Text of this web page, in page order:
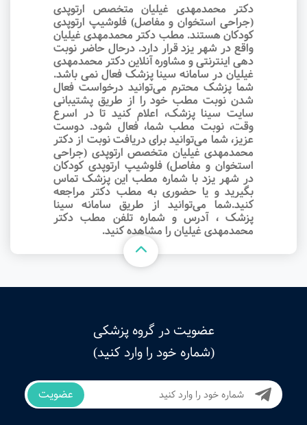
دکتر محمدمهدی غیلیان متخصص ارتوپدی
(جراحی استخوان و مفاصل) فلوشیپ ارتوپدی
کودکان هستند. مطب دکتر محمدمهدی غیلیان
واقع در شهر یزد قرار دارد. درحال حاضر نوبت‌
دهی اینترنتی و مشاوره آنلاین دکتر محمدمهدی
غیلیان در سامانه سینا پزشک فعال نمی باشد.
شما پزشک محترم می‌توانید درخواست فعال
شدن نوبت مطب خود را از طریق پشتیبانی
سایت سینا پزشک، اعلام کنید تا در اسرع
وقت‌، نوبت مطب شما، فعال شود. دوست
عزیز، شما می‌توانید برای دریافت نوبت از دکتر
محمدمهدی غیلیان متخصص ارتوپدی (جراحی
استخوان و مفاصل) فلوشیپ ارتوپدی کودکان
در شهر یزد با شماره مطب این پزشک تماس
بگیرید و یا حضوری به مطب دکتر مراجعه
کنید.شما می‌توانید از طریق سامانه سینا
پزشک ، آدرس و شماره تلفن مطب دکتر
محمدمهدی غیلیان را مشاهده کنید.
عضویت در گروه پزشکی
(شماره خود را وارد کنید)
عضویت